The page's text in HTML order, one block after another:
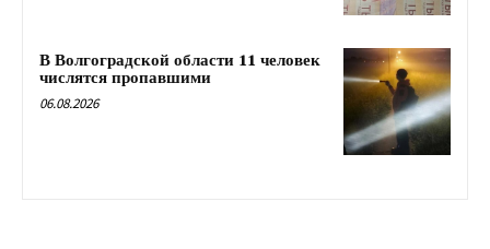
В Волгоградской области 11 человек
числятся пропавшими
06.08.2026